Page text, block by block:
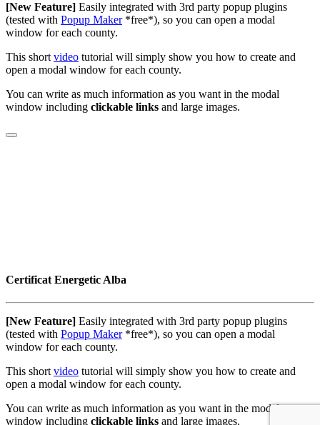
[New Feature] Easily integrated with 3rd party popup plugins
(tested with Popup Maker*free*), so you can open a modal
window for each county.
This short video tutorial will simply show you how to create and
open a modal window for each county.
You can write as much information as you want in the modal
window including clickable links and large images.
Certificat Energetic Alba
[New Feature] Easily integrated with 3rd party popup plugins
(tested with Popup Maker*free*), so you can open a modal
window for each county.
This short video tutorial will simply show you how to create and
open a modal window for each county.
You can write as much information as you want in the modal
window including clickable links and large images.